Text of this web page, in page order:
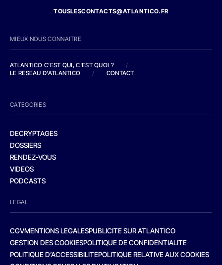
TOUSLESCONTACTS@ATLANTICO.FR
MIEUX NOUS CONNAITRE
ATLANTICO C'EST QUI, C'EST QUOI ?
/
LE RESEAU D'ATLANTICO
/ CONTACT
CATEGORIES
DECRYPTAGES
DOSSIERS
RENDEZ-VOUS
VIDEOS
PODCASTS
LEGAL
CGVMENTIONS LEGALESPUBLICITE SUR ATLANTICO
GESTION DES COOKIESPOLITIQUE DE CONFIDENTIALITE
POLITIQUE D’ACCESSIBILITEPOLITIQUE RELATIVE AUX COOKIES